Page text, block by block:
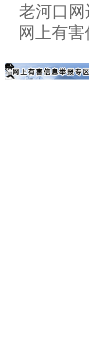
老河口网
网上有